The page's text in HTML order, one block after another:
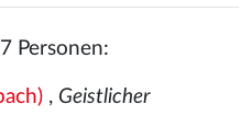
Personen:
, Geistlicher